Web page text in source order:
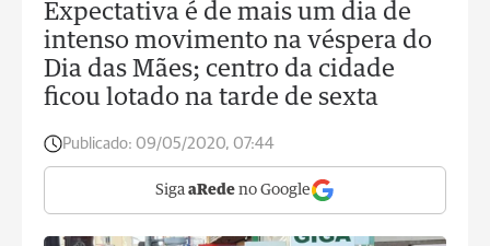
Expectativa é de mais um dia de
intenso movimento na véspera do
Dia das Mães; centro da cidade
ficou lotado na tarde de sexta
Publicado: 09/05/2020, 07:44
Siga aRede no Google